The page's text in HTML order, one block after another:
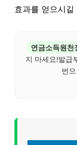
효과를 얻으시길
연금소득원천
지 마세요!발급
번